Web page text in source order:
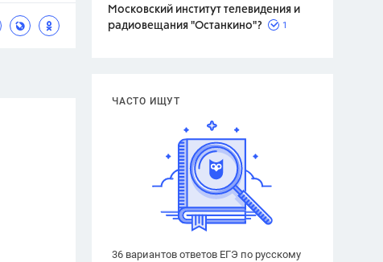
Московский институт телевидения и
радиовещания "Останкино"?
1
ЧАСТО ИЩУТ
36 вариантов ответов ЕГЭ по русскому